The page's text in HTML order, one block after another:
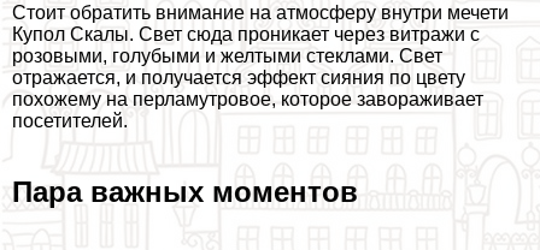
Стоит обратить внимание на атмосферу внутри мечети
Купол Скалы. Свет сюда проникает через витражи с
розовыми, гoлyбыми и желтыми стеклами. Свет
отражается, и получается эффект сияния по цвету
похожему на перламутровое, которое завораживает
посетителей.
Пара важных моментов